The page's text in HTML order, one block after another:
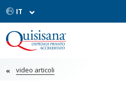
video articoli